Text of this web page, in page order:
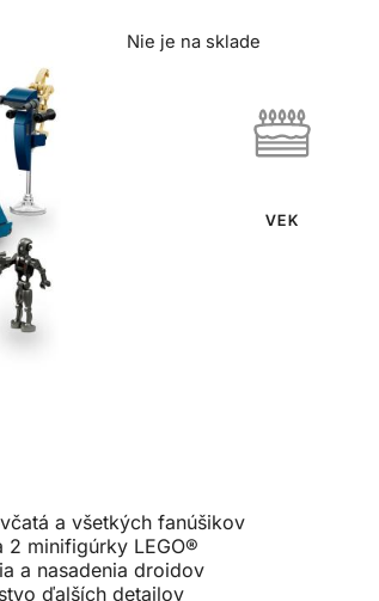
Nie je na sklade
VEK
a všetkých fanúšikov
minifigúrky LEGO®
a nasadenia droidov
ďalších detailov